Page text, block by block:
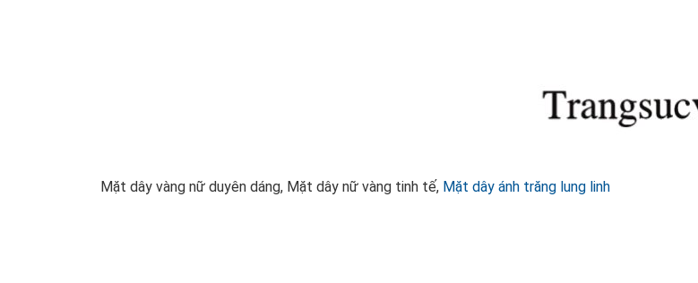
Mặt dây vàng nữ duyên dáng, Mặt dây nữ vàng tinh tế, Mặt dây ánh trăng lung linh